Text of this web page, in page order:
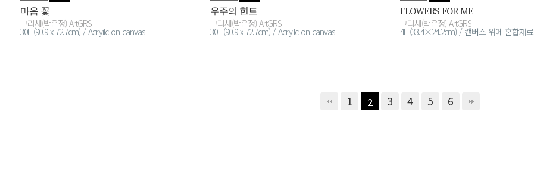
마음 꽃
그리새(박은정) ArtGRS
30F (90.9 x 72.7cm) / Acryilc on canvas
우주의 힌트
그리새(박은정) ArtGRS
30F (90.9 x 72.7cm) / Acryilc on canvas
FLOWERS FOR ME
그리새(박은정) ArtGRS
4F (33.4×24.2cm) / 캔버스 위에 혼합재료
1 2 3 4 5 6